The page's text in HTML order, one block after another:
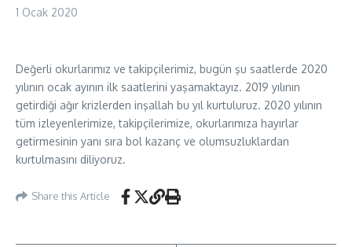
1 Ocak 2020
Değerli okurlarımız ve takipçilerimiz, bugün şu saatlerde 2020
yılının ocak ayının ilk saatlerini yaşamaktayız. 2019 yılının
getirdiği ağır krizlerden inşallah bu yıl kurtuluruz. 2020 yılının
tüm izleyenlerimize, takipçilerimize, okurlarımıza hayırlar
getirmesinin yanı sıra bol kazanç ve olumsuzluklardan
kurtulmasını diliyoruz.
Share this Article